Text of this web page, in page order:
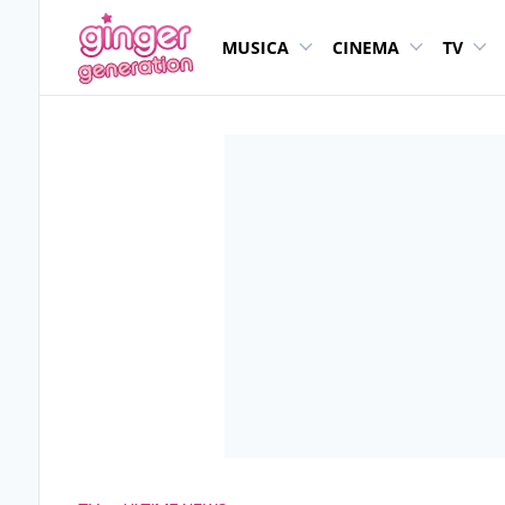
MUSICA CINEMA TV